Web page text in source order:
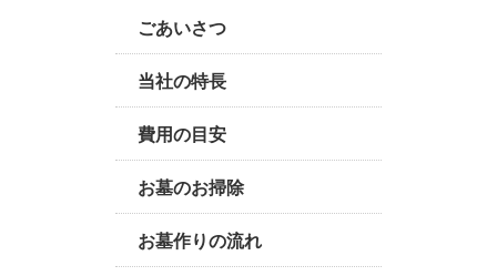
ごあいさつ
当社の特長
費用の目安
お墓のお掃除
お墓作りの流れ